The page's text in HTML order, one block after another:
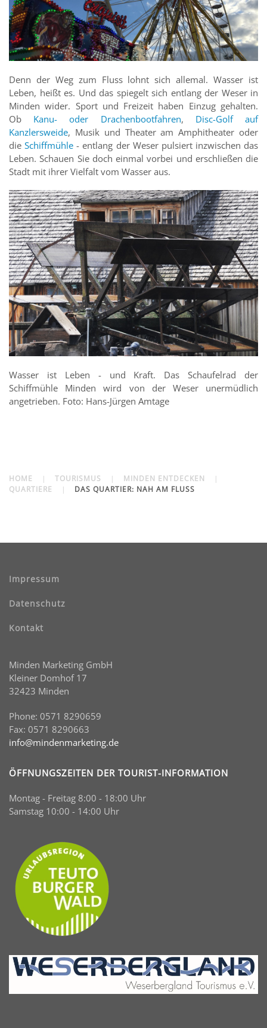
Denn der Weg zum Fluss lohnt sich allemal. Wasser ist
Leben, heißt es. Und das spiegelt sich entlang der Weser in
Minden wider. Sport und Freizeit haben Einzug gehalten.
Ob Kanu- oder Drachenbootfahren, Disc-Golf auf
Kanzlersweide, Musik und Theater am Amphitheater oder
dieSchiffmühle- entlang der Weser pulsiert inzwischen das
Leben. Schauen Sie doch einmal vorbei und erschließen die
Stadt mit ihrer Vielfalt vom Wasser aus.
Wasser ist Leben - und Kraft. Das Schaufelrad der
Schiffmühle Minden wird von der Weser unermüdlich
angetrieben. Foto: Hans-Jürgen Amtage
HOME TOURISMUS
MINDEN ENTDECKEN
QUARTIERE
DAS QUARTIER: NAH AM FLUSS
Impressum
Datenschutz
Kontakt
Minden Marketing GmbH
Kleiner Domhof 17
32423 Minden
Phone: 0571 8290659
Fax: 0571 8290663
info@mindenmarketing.de
ÖFFNUNGSZEITEN DER TOURIST-INFORMATION
Montag - Freitag 8:00 - 18:00 Uhr
Samstag 10:00 - 14:00 Uhr